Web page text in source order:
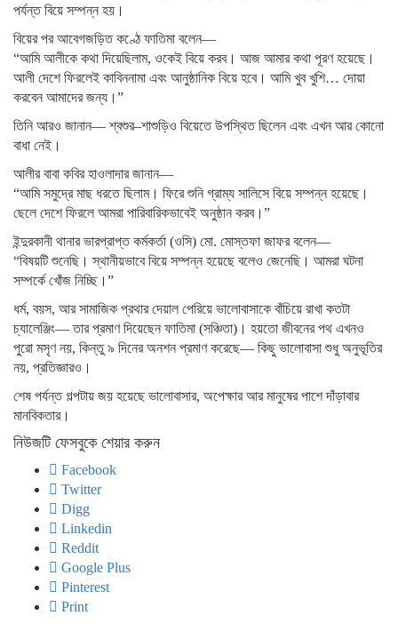
পর্যন্ত বিয়ে সম্পন্ন হয়।
বিয়ের পর আবেগজড়িত কণ্ঠে ফাতিমা বলেন—
“আমি আলীকে কথা দিয়েছিলাম, ওকেই বিয়ে করব। আজ আমার কথা পূরণ হয়েছে।
আলী দেশে ফিরলেই কাবিননামা এবং আনুষ্ঠানিক বিয়ে হবে। আমি খুব খুশি… দোয়া
করবেন আমাদের জন্য।”
তিনি আরও জানান— শ্বশুর–শাশুড়িও বিয়েতে উপস্থিত ছিলেন এবং এখন আর কোনো
বাধা নেই।
আলীর বাবা কবির হাওলাদার জানান—
“আমি সমুদ্রে মাছ ধরতে ছিলাম। ফিরে শুনি গ্রাম্য সালিসে বিয়ে সম্পন্ন হয়েছে।
ছেলে দেশে ফিরলে আমরা পারিবারিকভাবেই অনুষ্ঠান করব।”
ইন্দুরকানী থানার ভারপ্রাপ্ত কর্মকর্তা (ওসি) মো. মোস্তফা জাফর বলেন—
“বিষয়টি শুনেছি। স্থানীয়ভাবে বিয়ে সম্পন্ন হয়েছে বলেও জেনেছি। আমরা ঘটনা
সম্পর্কে খোঁজ নিচ্ছি।”
ধর্ম, বয়স, আর সামাজিক প্রথার দেয়াল পেরিয়ে ভালোবাসাকে বাঁচিয়ে রাখা কতটা
চ্যালেঞ্জিং— তার প্রমাণ দিয়েছেন ফাতিমা (সঞ্চিতা)। হয়তো জীবনের পথ এখনও
পুরো মসৃণ নয়, কিন্তু ৯ দিনের অনশন প্রমাণ করেছে— কিছু ভালোবাসা শুধু অনুভূতির
নয়, প্রতিজ্ঞারও।
শেষ পর্যন্ত গল্পটায় জয় হয়েছে ভালোবাসার, অপেক্ষার আর মানুষের পাশে দাঁড়াবার
মানবিকতার।
নিউজটি ফেসবুকে শেয়ার করুন
Facebook
Twitter
Digg
Linkedin
Reddit
Google Plus
Pinterest
Print